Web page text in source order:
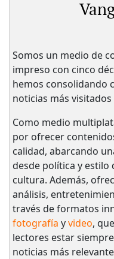
Somos un medio de
impreso con cinco
hemos consolidando
noticias más
Como medio
por ofrecer
calidad, abarcando
desde política y estilo
cultura. Además,
análisis,
través de formatos
fotografía yvideo,
lectores estar
noticias más